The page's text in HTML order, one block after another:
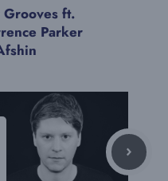
Grooves ft.
Parker